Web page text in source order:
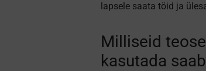
lapsele saata töid ja
Milliseid
kasutada